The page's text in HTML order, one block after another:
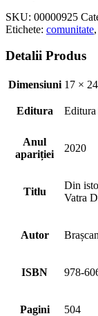
SKU: 00000925
Etichete: comunitate,
Detalii Produs
Dimensiuni 17 ×
Editura Editura
Anul
apariției
2020
Titlu
Din
Vatra
Autor
ISBN 978-
Pagini 504